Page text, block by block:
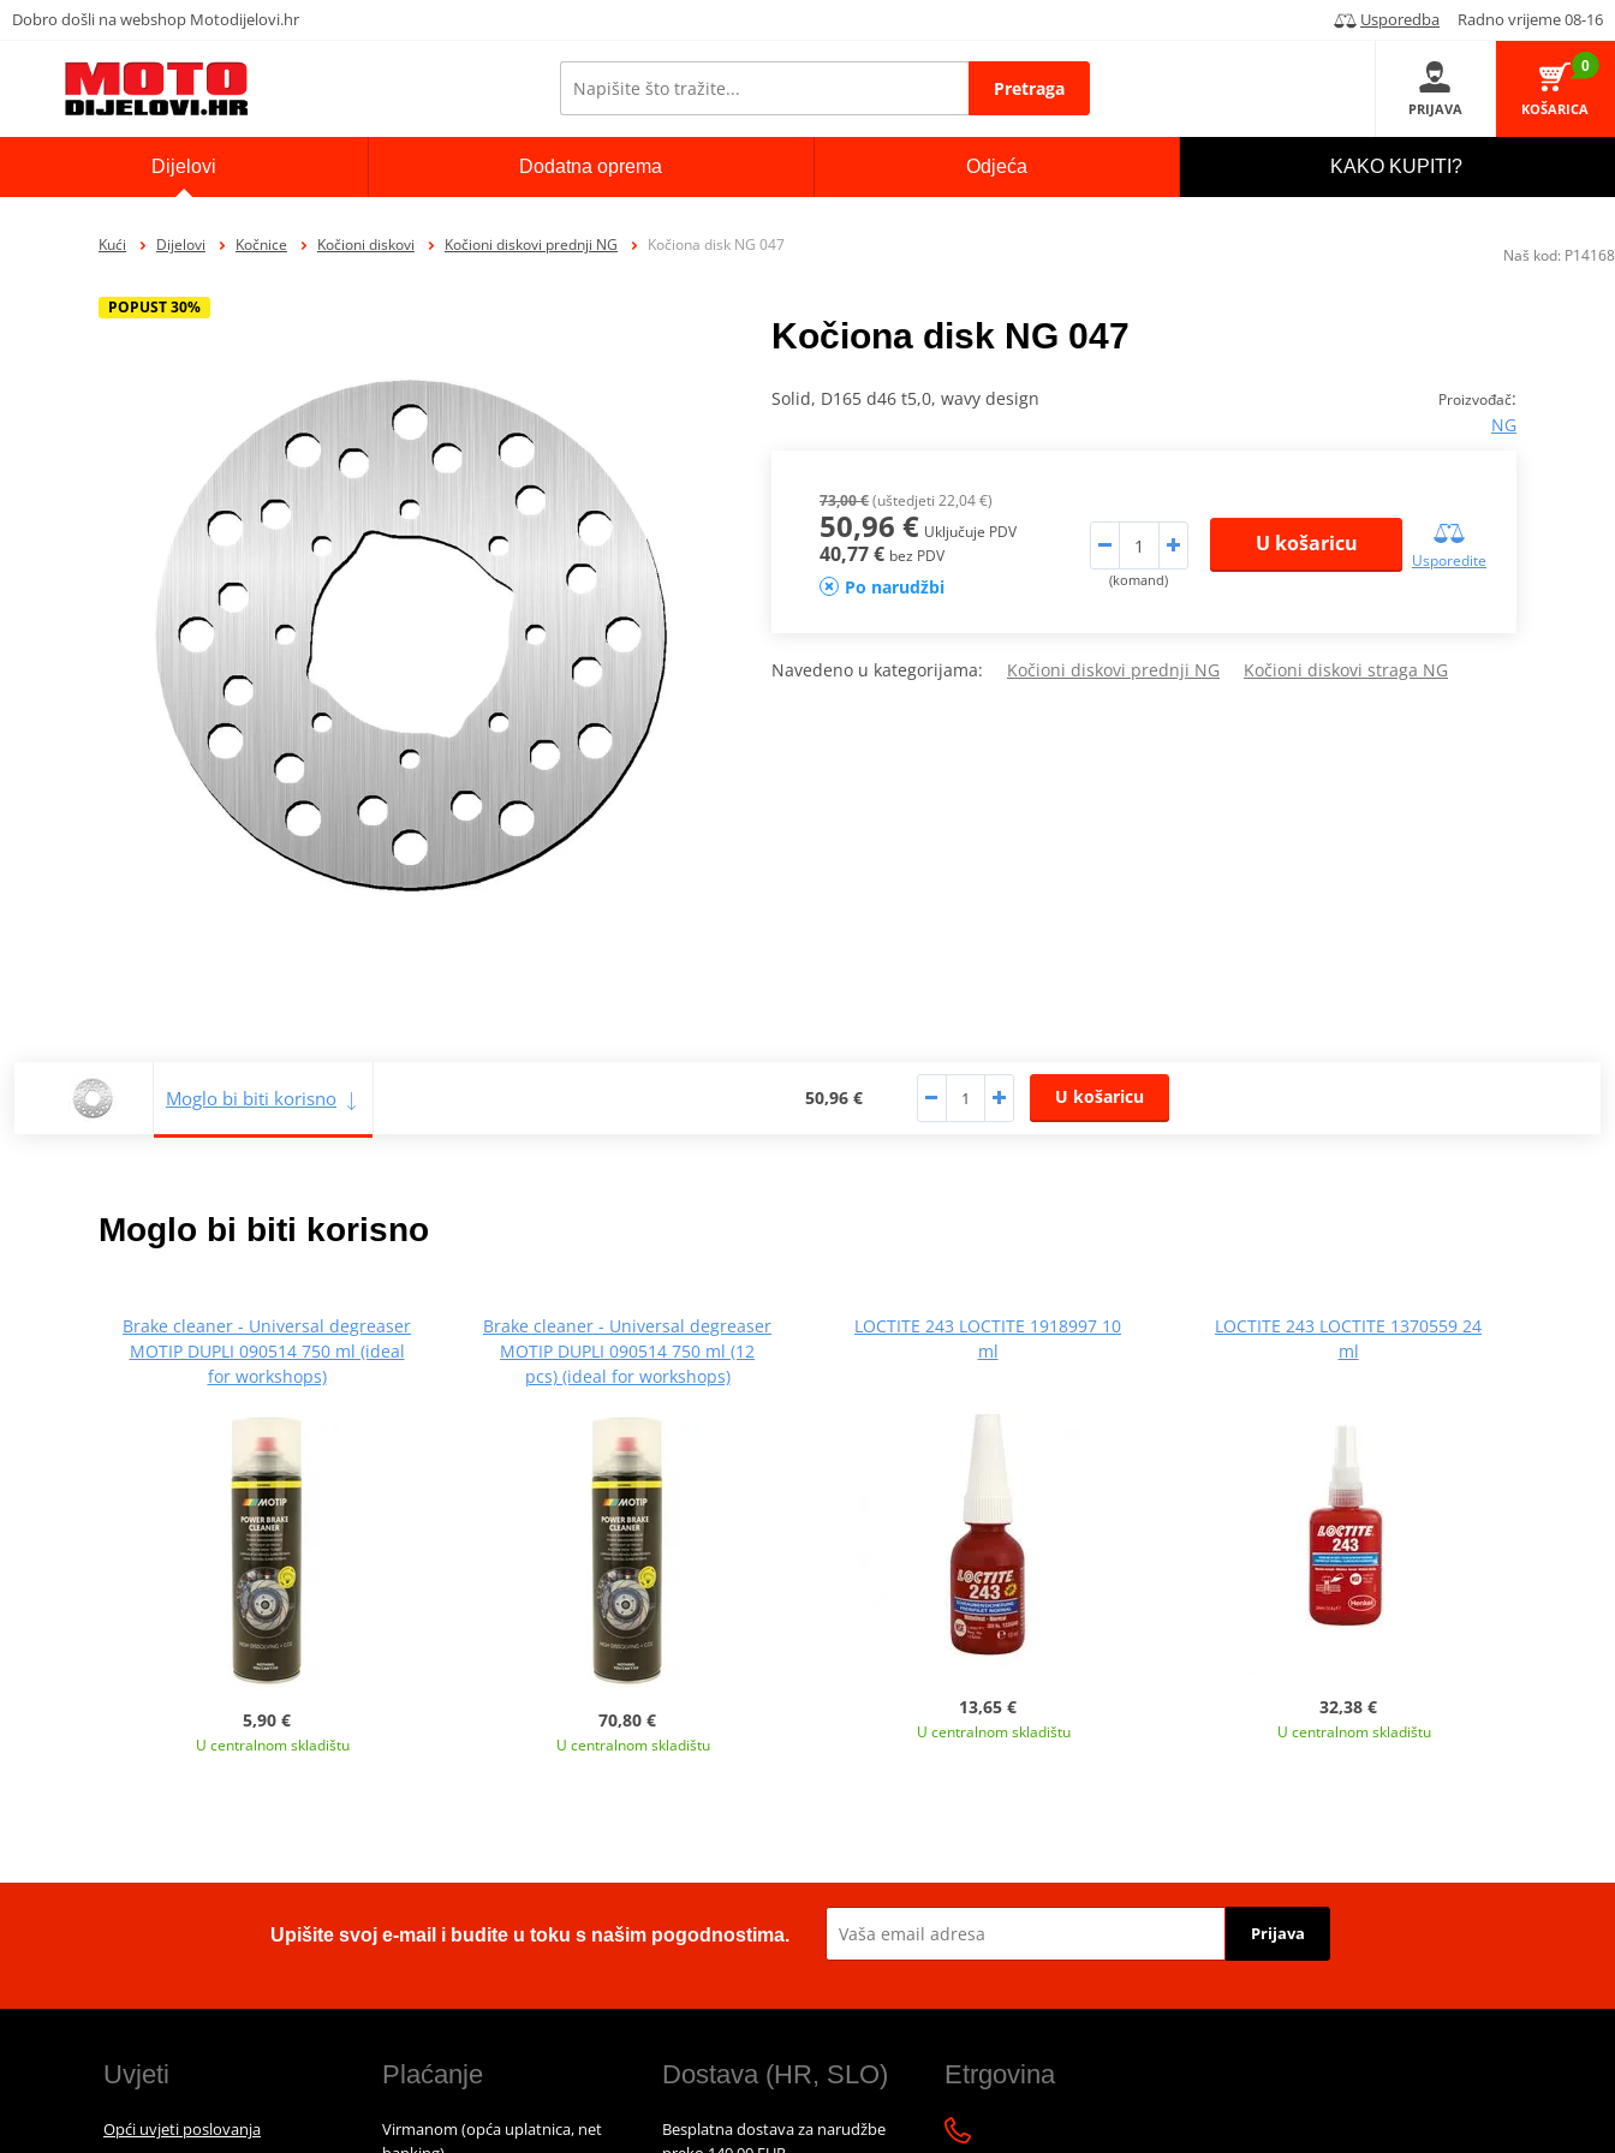
Dobro došli na webshop Motodijelovi.hr Usporedba Radno vrijeme 08-16
Pretraga
PRIJAVA
0
KOŠARICA
Dijelovi Dodatna oprema Odjeća KAKO KUPITI?
Kući Dijelovi Kočnice Kočioni diskovi Kočioni diskovi prednji NG Kočiona disk NG 047
POPUST 30%
Kočiona disk NG 047
Proizvođač:
NG
Solid, D165 d46 t5,0, wavy design
73,00 €(uštedjeti 22,04 €)
50,96 € Uključuje PDV
40,77 € bez PDV
Po narudžbi (komand)
U košaricu
Usporedite
Navedeno u kategorijama: Kočioni diskovi prednji NG Kočioni diskovi straga NG
Moglo bi biti korisno 50,96 € U košaricu
Naš kod: P14168
Moglo bi biti korisno
Brake cleaner - Universal degreaser
MOTIP DUPLI 090514 750 ml (ideal
for workshops)
5,90 €
U centralnom skladištu
Brake cleaner - Universal degreaser
MOTIP DUPLI 090514 750 ml (12
pcs) (ideal for workshops)
70,80 €
U centralnom skladištu
LOCTITE 243 LOCTITE 1918997 10
ml
13,65 €
U centralnom skladištu
LOCTITE 243 LOCTITE 1370559 24
ml
32,38 €
U centralnom skladištu
Upišite svoj e-mail i budite u toku s našim pogodnostima. Prijava
Uvjeti
Opći uvjeti poslovanja
Plaćanje
Virmanom (opća uplatnica, net
Dostava (HR, SLO)
Besplatna dostava za narudžbe
Etrgovina